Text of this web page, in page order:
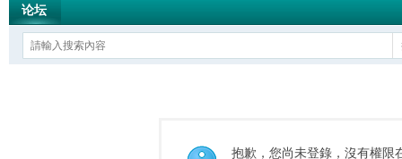
论坛
抱歉，您尚未登錄，沒有權限